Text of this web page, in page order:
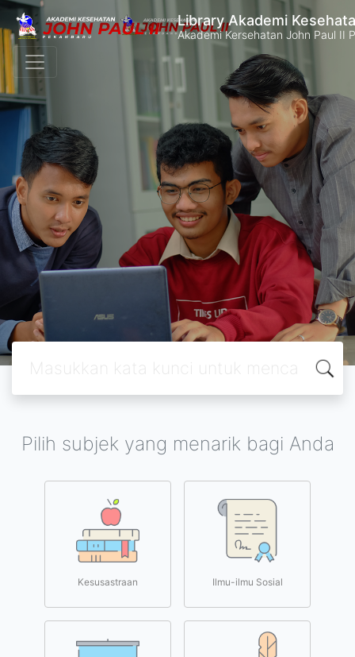
Library Akademi
Akademi Kersehatan John Paul II
Pilih subjek yang menarik bagi Anda
Kesusastraan Ilmu-ilmu Sosial